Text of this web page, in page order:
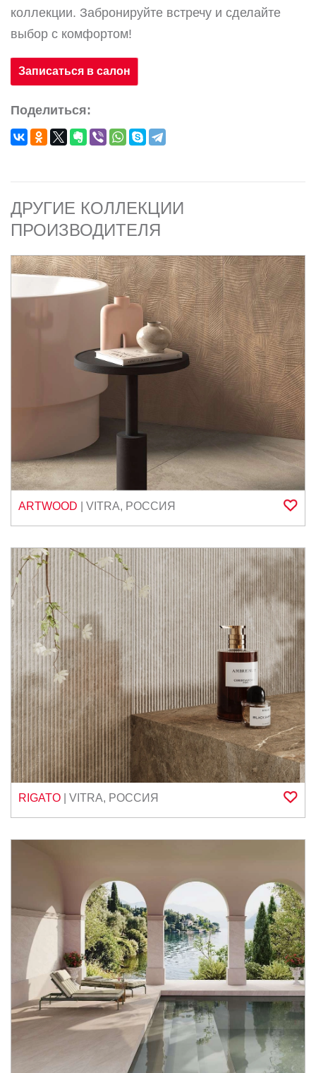
коллекции. Забронируйте встречу и сделайте
выбор с комфортом!
Записаться в салон
Поделиться:
ДРУГИЕ КОЛЛЕКЦИИ
ПРОИЗВОДИТЕЛЯ
ARTWOOD VITRA, РОССИЯ
RIGATO VITRA, РОССИЯ